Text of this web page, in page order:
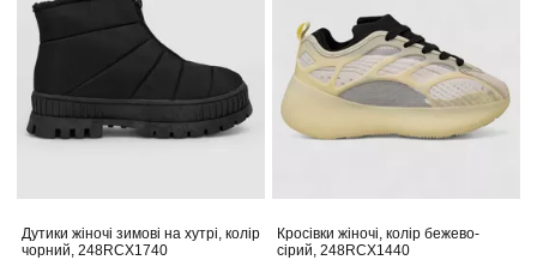
Дутики жіночі зимові на хутрі, колір
чорний, 248RCX1740
Кросівки жіночі, колір бежево-
сірий, 248RCX1440